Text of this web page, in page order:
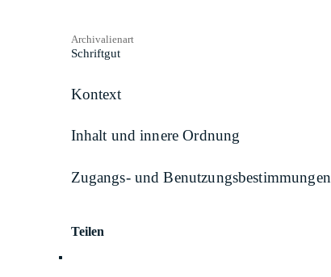
Archivalienart
Schriftgut
Kontext
Inhalt und innere Ordnung
Zugangs- und Benutzungsbestimmungen
Teilen